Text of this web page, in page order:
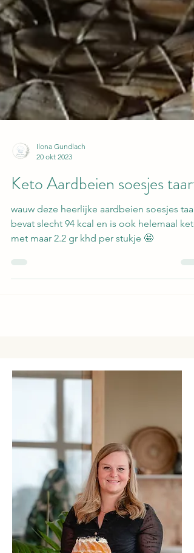
20 okt 2023
Keto Aardbeien soesjes taart
wauw deze heerlijke aardbeien soesjes taart
bevat slecht 94 kcal en is ook helemaal keto
met maar 2.2 gr khd per stukje 🤩